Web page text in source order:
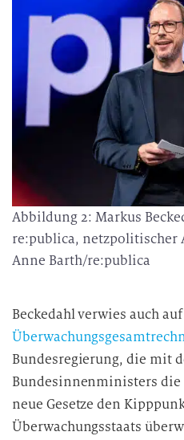
Abbildung 2: Markus
re:publica,
Anne Barth/re:publica
Beckedahl verwies auch
Bundesregierung, die mit
Bundesinnenministers die
neue Gesetze den
Überwachungsstaats